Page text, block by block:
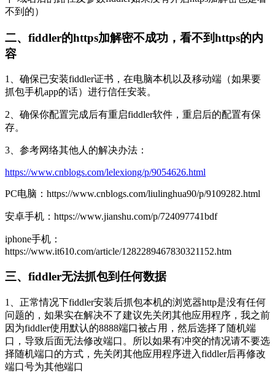
不到的）
二、fiddler的https加解密不成功，看不到https的内
容
1、确保已安装fiddler证书，在电脑本机以及移动端（如果要
抓包手机app的话）进行信任安装。
2、确保你配置完成后有重启fiddler软件，重启后的配置有保
存。
3、参考网络其他人的解决办法：
https://www.cnblogs.com/lelexiong/p/9054626.html
PC电脑：https://www.cnblogs.com/liulinghua90/p/9109282.html
安卓手机：https://www.jianshu.com/p/724097741bdf
iphone手机：
https://www.it610.com/article/1282289467830321152.htm
三、fiddler无法抓包到任何数据
1、正常情况下fiddler安装后抓包本机的浏览器http是没有任何
问题的，如果实在解决不了建议先关闭其他应用程序，我之前
因为fiddler使用默认的8888端口被占用，然后选择了随机端
口，导致后面无法修改端口。所以如果有冲突的情况请不要选
择随机端口的方式，先关闭其他应用程序进入fiddler后再修改
端口号为其他端口